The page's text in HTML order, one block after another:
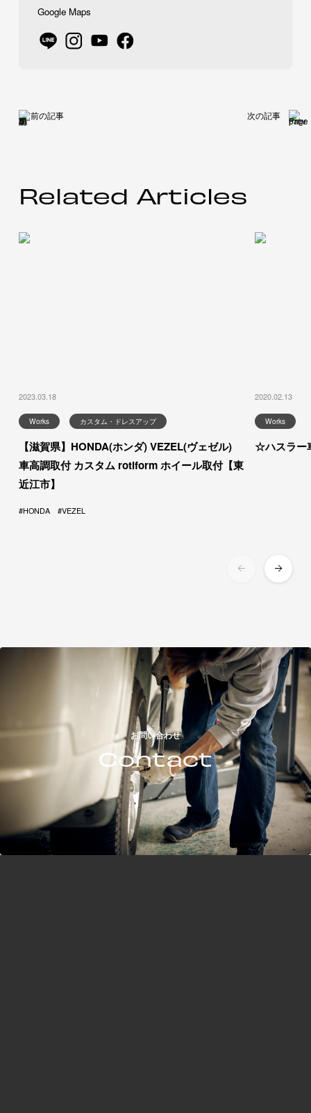
Google Maps
前の記事 次の記事
Related Articles
2023.03.18
Works カスタム・ドレスアップ
【滋賀県】HONDA(ホンダ) VEZEL(ヴェゼル)
車高調取付 カスタム rotiform ホイール取付【東
近江市】
HONDA VEZEL
2020.02.13
Works
☆ハスラー
お問い合わせ
Contact
オンラインストア
knick-knacks